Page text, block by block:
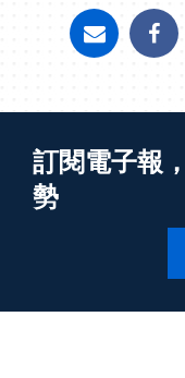
訂閱電子報
勢